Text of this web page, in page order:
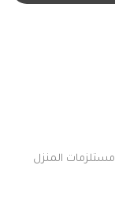
مستلزمات المنزل